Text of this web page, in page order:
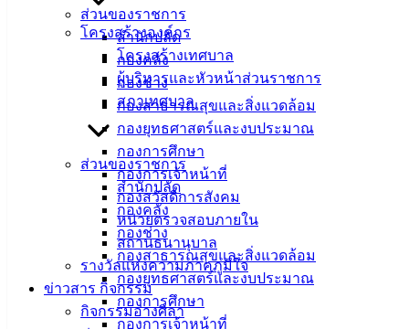
ส่วนของราชการ
สำนักปลัด
กองคลัง
กองช่าง
กองสาธารณสุขและสิ่งแวดล้อม
กองยุทธศาสตร์และงบประมาณ
กองการศึกษา
กองการเจ้าหน้าที่
กองสวัสดิการสังคม
หน่วยตรวจสอบภายใน
สถานธนานุบาล
รางวัลแห่งความภาคภูมิใจ
ข่าวสาร กิจกรรม
กิจกรรมอ่างศิลา
โครงสร้างองค์กร
โครงสร้างเทศบาล
ผู้บริหารและหัวหน้าส่วนราชการ
สภาเทศบาล
ส่วนของราชการ
สำนักปลัด
กองคลัง
กองช่าง
กองสาธารณสุขและสิ่งแวดล้อม
กองยุทธศาสตร์และงบประมาณ
กองการศึกษา
กองการเจ้าหน้าที่